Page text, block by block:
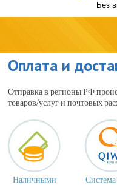
Без
Оплата и
Отправка в регионы РФ
товаров/услуг и почтовых
Наличными